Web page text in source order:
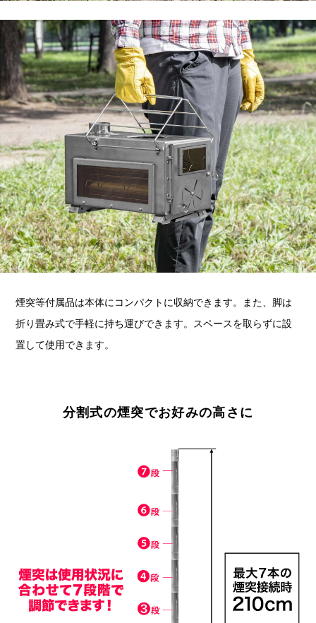
煙突等付属品は本体にコンパクトに収納できます。また、脚は
折り畳み式で手軽に持ち運びできます。スペースを取らずに設
置して使用できます。
分割式の煙突でお好みの高さに